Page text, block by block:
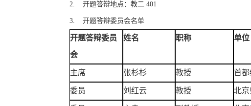
2. 开题答辩地点：教二 401
3. 开题答辩委员会名单
开题答辩委员
会
姓名 职称 单位
主席 张杉杉 教授 首
委员 刘红云 教授 北